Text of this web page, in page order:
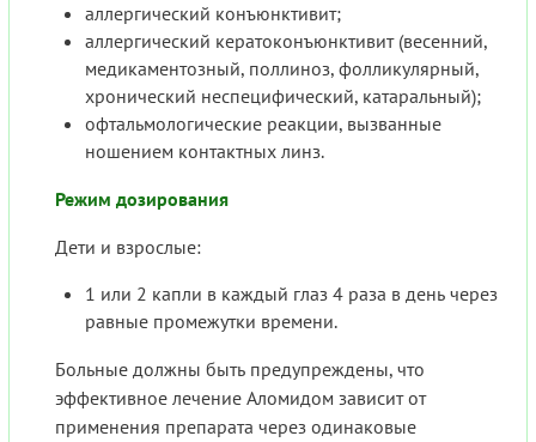
аллергический конъюнктивит;
аллергический кератоконъюнктивит (весенний,
медикаментозный, поллиноз, фолликулярный,
хронический неспецифический, катаральный);
офтальмологические реакции, вызванные
ношением контактных линз.
Режим дозирования
Дети и взрослые:
1 или 2 капли в каждый глаз 4 раза в день через
равные промежутки времени.
Больные должны быть предупреждены, что
эффективное лечение Аломидом зависит от
применения препарата через одинаковые